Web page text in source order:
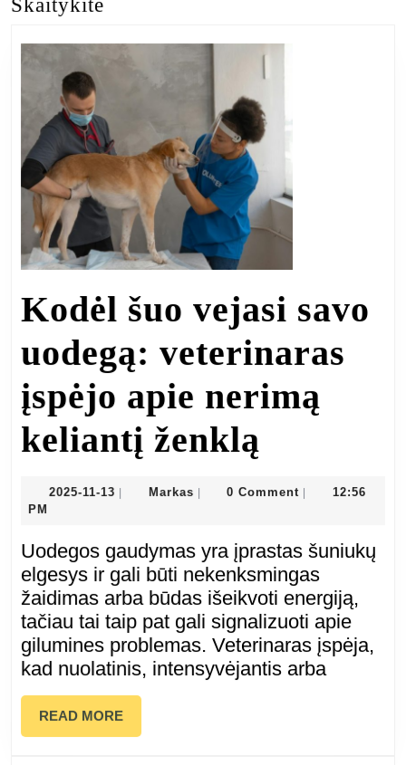
įrašų
Skaitykite
Kodėl šuo vejasi savo
uodegą: veterinaras
įspėjo apie nerimą
keliantį ženklą
šuo
savo
uodegą:
2025-11-13 2025-
MarkasMarkas0 Comment
12:56
PM
Uodegos gaudymas yra įprastas šuniukų
elgesys ir gali būti nekenksmingas
žaidimas arba būdas išeikvoti energiją,
tačiau tai taip pat gali signalizuoti apie
gilumines problemas. Veterinaras įspėja,
kad nuolatinis, intensyvėjantis arba
READ MOREREAD
MORE